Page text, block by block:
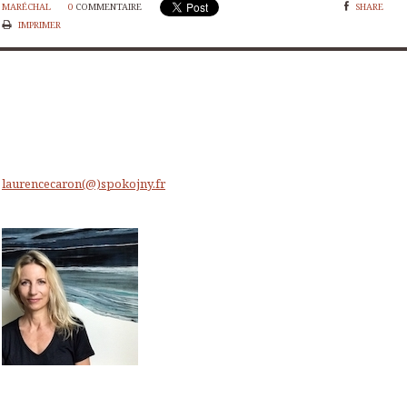
MARÉCHAL
0 COMMENTAIRE
SHARE
IMPRIMER
laurencecaron(@)spokojny.fr